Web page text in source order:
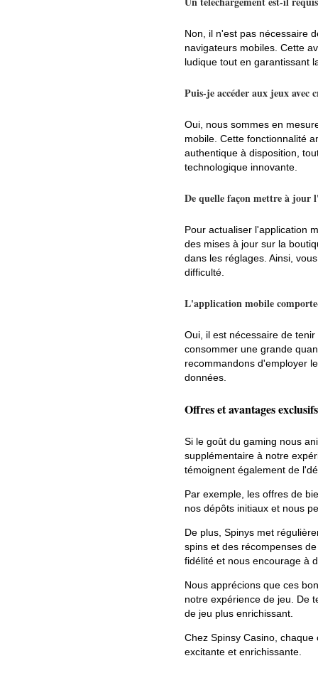
Non, il n'est pas nécessaire
navigateurs mobiles. Cette
ludique tout en garantissant
Puis-je accéder aux jeux
Oui, nous sommes en
mobile. Cette fonctionnalité
authentique à disposition,
technologique innovante.
De quelle façon mettre à jour
Pour actualiser l'application
des mises à jour sur la
dans les réglages. Ainsi,
difficulté.
L'application mobile
Oui, il est nécessaire de
consommer une grande
recommandons d'employer
données.
Offres et avantages exclusifs
Si le goût du gaming nous
supplémentaire à notre
témoignent également de
Par exemple, les offres de
nos dépôts initiaux et nous
De plus, Spinys met
spins et des récompenses
fidélité et nous encourage à
Nous apprécions que ces
notre expérience de jeu. De
de jeu plus enrichissant.
Chez Spinsy Casino,
excitante et enrichissante.